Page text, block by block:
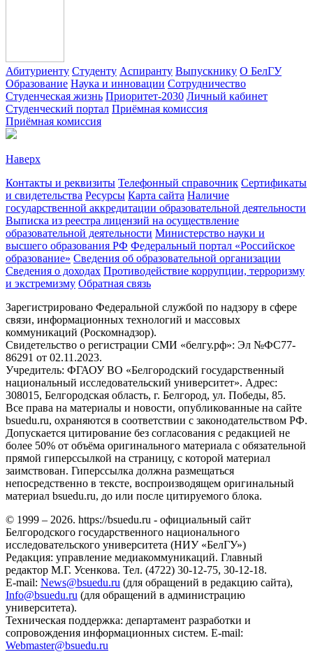
Абитуриенту Студенту Аспиранту Выпускнику О БелГУ
Образование Наука и инновации Сотрудничество
Студенческая жизнь Приоритет-2030 Личный кабинет
Студенческий портал Приёмная комиссия
Приёмная комиссия
Наверх
Контакты и реквизиты Телефонный справочник Сертификаты
и свидетельства Ресурсы Карта сайта Наличие
государственной аккредитации образовательной деятельности
Выписка из реестра лицензий на осуществление
образовательной деятельности Министерствo науки и
высшего образования РФ Федеральный портал «Российское
образование» Сведения об образовательной организации
Сведения о доходах Противодействие коррупции, терроризму
и экстремизму Обратная связь
Зарегистрировано Федеральной службой по надзору в сфере
связи, информационных технологий и массовых
коммуникаций (Роскомнадзор).
Свидетельство о регистрации СМИ «белгу.рф»: Эл №ФС77-
86291 от 02.11.2023.
Учредитель: ФГАОУ ВО «Белгородский государственный
национальный исследовательский университет». Адрес:
308015, Белгородская область, г. Белгород, ул. Победы, 85.
Все права на материалы и новости, опубликованные на сайте
bsuedu.ru, охраняются в соответствии с законодательством РФ.
Допускается цитирование без согласования с редакцией не
более 50% от объёма оригинального материала с обязательной
прямой гиперссылкой на страницу, с которой материал
заимствован. Гиперссылка должна размещаться
непосредственно в тексте, воспроизводящем оригинальный
материал bsuedu.ru, до или после цитируемого блока.
© 1999 – 2026. https://bsuedu.ru - официальный сайт
Белгородского государственного национального
исследовательского университета (НИУ «БелГУ»)
Редакция: управление медиакоммуникаций. Главный
редактор М.Г. Усенкова. Тел. (4722) 30-12-75, 30-12-18.
E-mail: News@bsuedu.ru (для обращений в редакцию сайта),
Info@bsuedu.ru (для обращений в администрацию
университета).
Техническая поддержка: департамент разработки и
сопровождения информационных систем. E-mail:
Webmaster@bsuedu.ru